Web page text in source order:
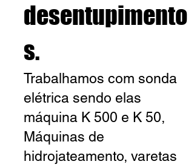
desentupimento
s.
Trabalhamos com sonda
elétrica sendo elas
máquina K 500 e K 50,
Máquinas de
hidrojateamento, varetas